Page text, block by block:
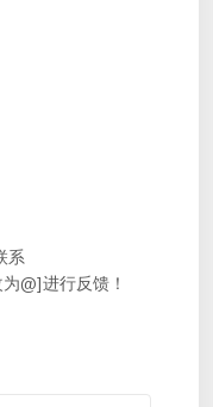
系
@]进行反馈！